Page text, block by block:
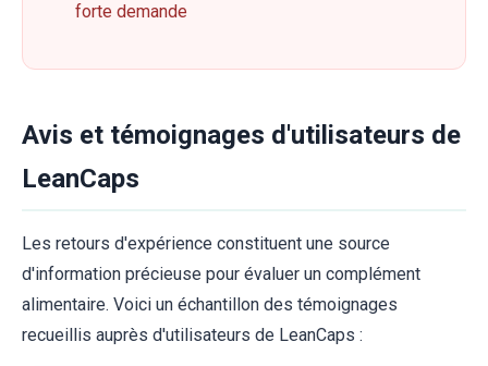
forte demande
Avis et témoignages d'utilisateurs de
LeanCaps
Les retours d'expérience constituent une source
d'information précieuse pour évaluer un complément
alimentaire. Voici un échantillon des témoignages
recueillis auprès d'utilisateurs de LeanCaps :